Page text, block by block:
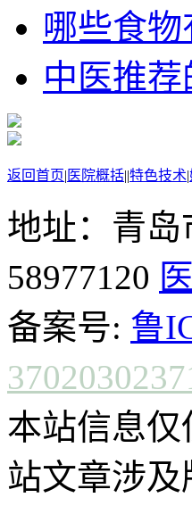
哪些食
中医推
返回首页| 医院概括||特色技术|
地址：青
58977120
备案号: 鲁
本站信息
站文章涉